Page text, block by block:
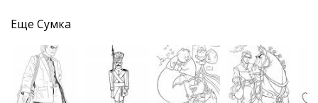
Еще Сумка